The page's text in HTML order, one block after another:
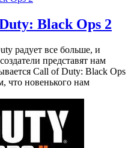
Black Ops 2
радует все больше, и
представят нам
Call of Duty: Black Ops
что новенького нам